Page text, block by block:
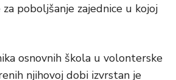
poboljšanje zajednice u kojoj
osnovnih škola u volonterske
njihovoj dobi izvrstan je